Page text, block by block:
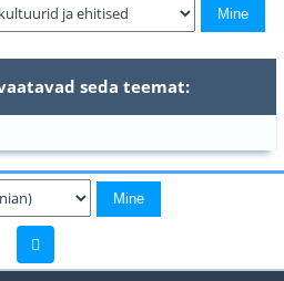
seda teemat: